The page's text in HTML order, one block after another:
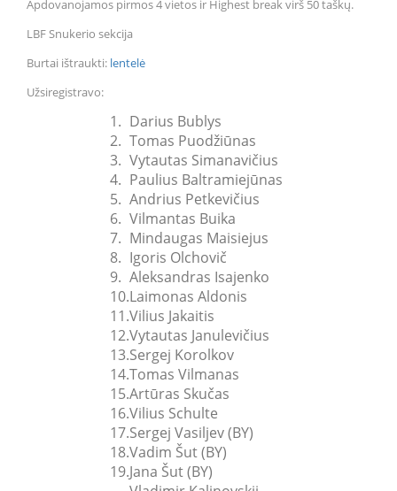
Apdovanojamos pirmos 4 vietos ir Highest break virš 50 taškų.
LBF Snukerio sekcija
Burtai ištraukti: lentelė
Užsiregistravo:
1. Darius Bublys
2. Tomas Puodžiūnas
3. Vytautas Simanavičius
4. Paulius Baltramiejūnas
5. Andrius Petkevičius
6. Vilmantas Buika
7. Mindaugas Maisiejus
8. Igoris Olchovič
9. Aleksandras Isajenko
10.Laimonas Aldonis
11.Vilius Jakaitis
12.Vytautas Janulevičius
13.Sergej Korolkov
14.Tomas Vilmanas
15.Artūras Skučas
16.Vilius Schulte
17.Sergej Vasiljev (BY)
18.Vadim Šut (BY)
19.Jana Šut (BY)